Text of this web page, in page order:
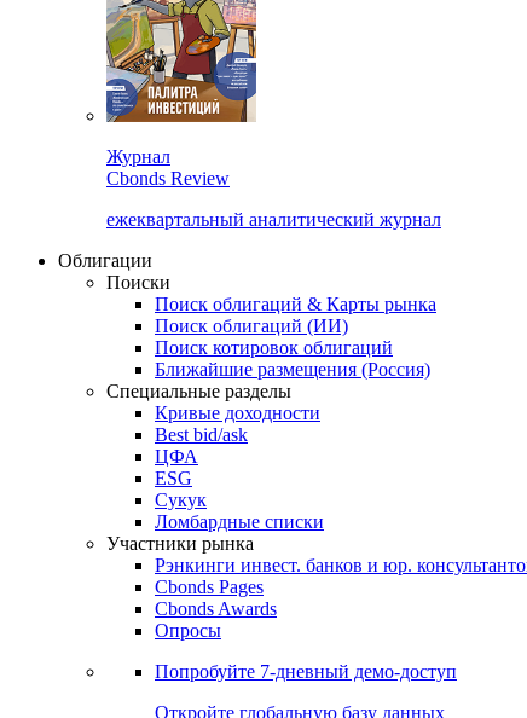
Журнал
Cbonds Review
ежеквартальный аналитический журнал
Облигации
Поиски
Поиск облигаций & Карты рынка
Поиск облигаций (ИИ)
Поиск котировок облигаций
Ближайшие размещения (Россия)
Специальные разделы
Кривые доходности
Best bid/ask
ЦФА
ESG
Сукук
Ломбардные списки
Участники рынка
Рэнкинги инвест. банков и юр. консультантов
Cbonds Pages
Cbonds Awards
Опросы